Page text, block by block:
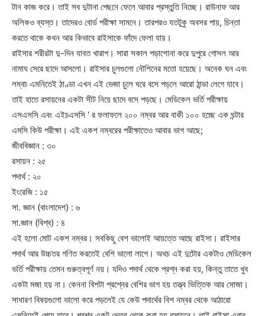
টান কাজ করে। তাই সব দুটানা পেছনে ফেলে আবার প্রস্তুতি নিচ্ছে। রাউনাফ আর
অলিকও ব্যস্ত। তাদেরও বোর্ড পরীক্ষা সামনে। তারপরও যতটুকু অবসর পায়, চিন্তা
করতে থাকে কখন আর কিভাবে রাইসাকে ফাঁদে ফেলা যায়।
রাইসার শরীরটা দু-দিন যাবত খারাপ। সারা সকাল পড়াশোনা করে দুপুরে গোসল আর
নামায সেরে ছাদে আসলো। রাইসার চুলগুলো নৌশিনের মতো হয়েছে। অনেক ঘন এবং
লম্বা৷ এমনিতেই ঠাণ্ডা এখন এই ভেজা চুলে ঘরে বসে পড়লে আরো ঠান্ডা লেগে যাবে।
তাই হাতে রসায়নের একটা সীট নিয়ে ছাদে বসে পড়ছে। মেডিকেল ভর্তি পরীক্ষায়
এসএসসি এবং এইচএসসি ‘ র ফলাফলে ২০০ নম্বর আর বাকী ১০০ হচ্ছে এক ঘন্টার
এমসি কিউ পরীক্ষা। এই একশ নম্বরের পরীক্ষাতেও আবার ভাগ আছে;
জীববিজ্ঞান : ৩০
রসায়ন : ২৫
পদার্থ : ২০
ইংরেজি : ১৫
সা. জ্ঞান (বাংলাদেশ) : ৬
সা.জ্ঞান (বিশ্ব) : ৪
এই হলো মোট একশ নম্বর। সবকিছু বেশ ভালোই আয়ত্তে আছে রাইসা। রাইসার
পদার্থ আর উচ্চতর গণিত করতেই বেশি ভালো লাগে। অথচ এই দুটোর একটাও মেডিকেল
ভর্তি পরীক্ষায় তেমন গুরুত্বপূর্ণ নয়। যদিও পদার্থ থেকে প্রশ্ন করা হয়, কিন্তু তাতে খুব
একটা মজা হয় না। কেননা বিশটা প্রশ্নের বেশির ভাগ হয় তত্ত্ব ভিত্তিক আর সোজা।
সাধারণ বিষয়গুলো ভালো করে পড়লেই যে কেউ পদার্থের বিশ নম্বর থেকে আঠারো